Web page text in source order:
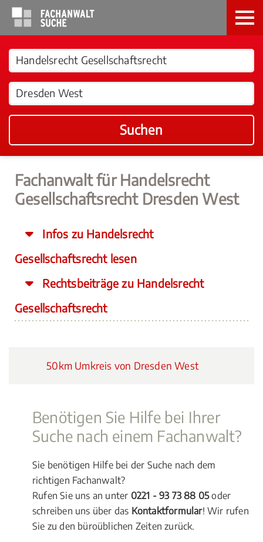
Suchen
Fachanwalt für Handelsrecht
Gesellschaftsrecht Dresden West
Infos zu Handelsrecht
Gesellschaftsrecht lesen
Rechtsbeiträge zu Handelsrecht
Gesellschaftsrecht
50km Umkreis von Dresden West
Benötigen Sie Hilfe bei Ihrer
Suche nach einem Fachanwalt?
Sie benötigen Hilfe bei der Suche nach dem
richtigen Fachanwalt?
Rufen Sie uns an unter 0221 - 93 73 88 05oder
schreiben uns über das Kontaktformular! Wir rufen
Sie zu den büroüblichen Zeiten zurück.